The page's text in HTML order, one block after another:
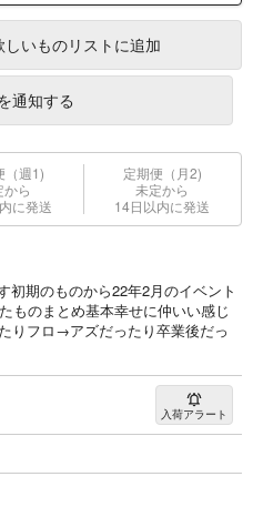
しいものリストに追加
通知する
（週1)
から
に発送
定期便（月2)
未定から
14日以内に発送
初期のものから22年2月のイベント
ものまとめ基本幸せに仲いい感じ
りフロ→アズだったり卒業後だっ
入荷アラート